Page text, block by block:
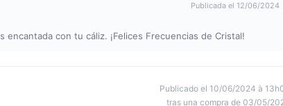
Publicada el 12/06/2024
con tu cáliz. ¡Felices Frecuencias de Cristal!
Publicado el 10/06/2024 à
tras una compra de 03/05/